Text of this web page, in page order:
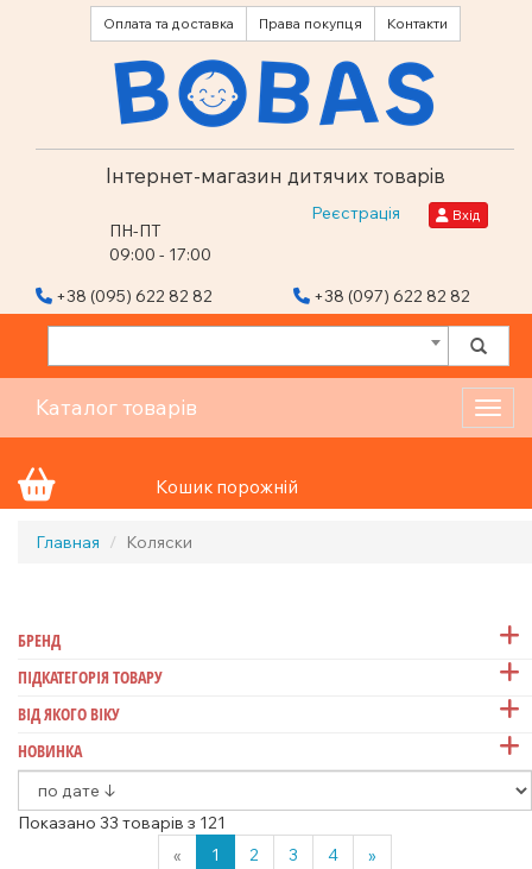
Оплата та доставка Права покупця Контакти
Інтернет-магазин дитячих товарів
ПН-ПТ
09:00 - 17:00
Реєстрація Вхід
+38 (095) 622 82 82 +38 (097) 622 82 82
Каталог товарів
Кошик порожній
Главная Коляски
БРЕНД
ПІДКАТЕГОРІЯ ТОВАРУ
ВІД ЯКОГО ВІКУ
НОВИНКА
Показано 33 товарів з 121
«
1 2 3 4 »